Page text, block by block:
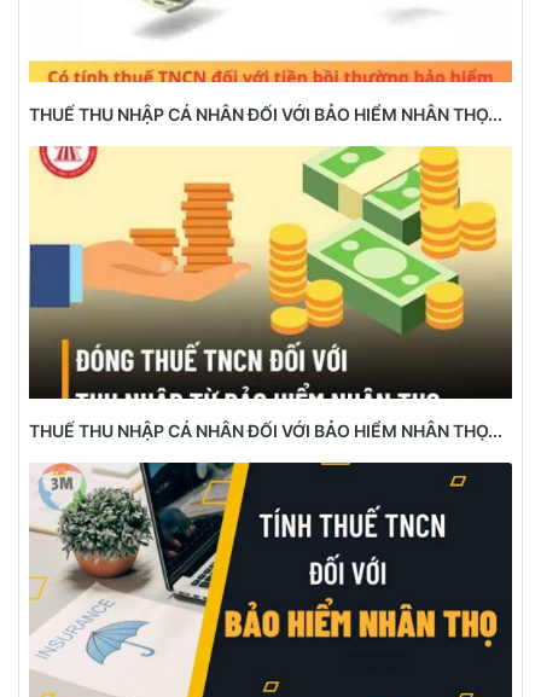
THUẾ THU NHẬP CÁ NHÂN ĐỐI VỚI BẢO HIỂM NHÂN THỌ...
THUẾ THU NHẬP CÁ NHÂN ĐỐI VỚI BẢO HIỂM NHÂN THỌ...